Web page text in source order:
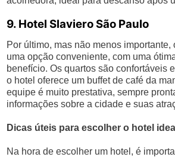
9. Hotel Slaviero São Paulo
Por último, mas não menos
uma opção conveniente, com uma
benefício. Os quartos são confortáveis
o hotel oferece um buffet de café da
equipe é muito prestativa, sempre
informações sobre a cidade e suas
Dicas úteis para escolher o hotel ideal
Na hora de escolher um hotel, é